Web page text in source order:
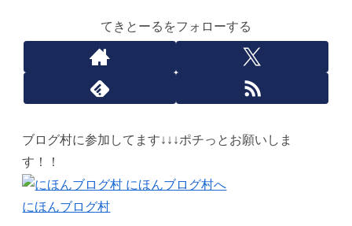
てきとーるをフォローする
ブログ村に参加してます↓↓↓ポチっとお願いしま
す！！
にほんブログ村